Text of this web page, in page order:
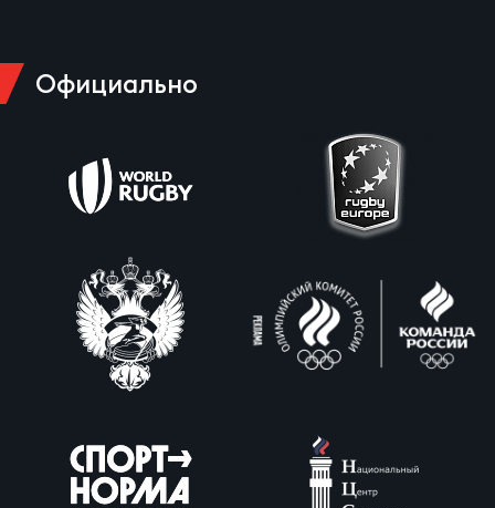
Официально